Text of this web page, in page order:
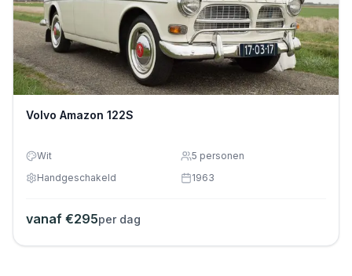
Volvo Amazon 122S
Wit 5 personen
Handgeschakeld
1963
vanaf €295per dag